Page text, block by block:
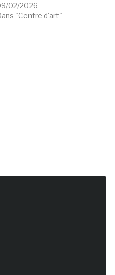
02/2026
"Centre d'art"